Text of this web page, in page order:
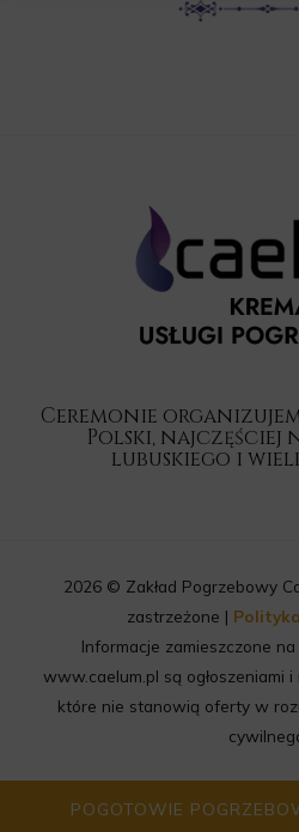
POGOTOWIE
Ceremonie
Polski, najczęściej
lubuskiego i
2026 © Zakład Pogrzebowy
zastrzeżone |
Informacje zamieszczone
www.caelum.pl są ogłoszeniami i
które nie stanowią oferty w